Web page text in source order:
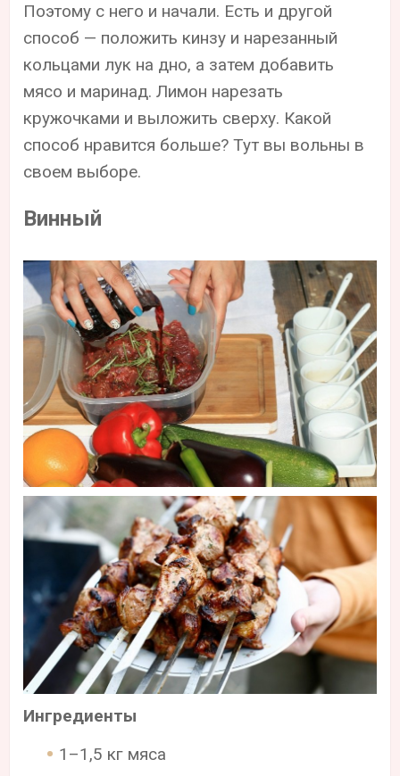
Поэтому с него и начали. Есть и другой
способ — положить кинзу и нарезанный
кольцами лук на дно, а затем добавить
мясо и маринад. Лимон нарезать
кружочками и выложить сверху. Какой
способ нравится больше? Тут вы вольны в
своем выборе.
Винный
Ингредиенты
1–1,5 кг мяса